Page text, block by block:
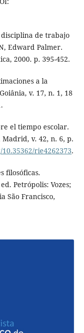
disciplina de trabajo
Edward Palmer.
2000. p. 395-452.
a la
v. 17, n. 1, 18
el tiempo escolar.
v. 42, n. 6, p.
rie4262373.
filosóficas.
Petrópolis: Vozes;
São Francisco,